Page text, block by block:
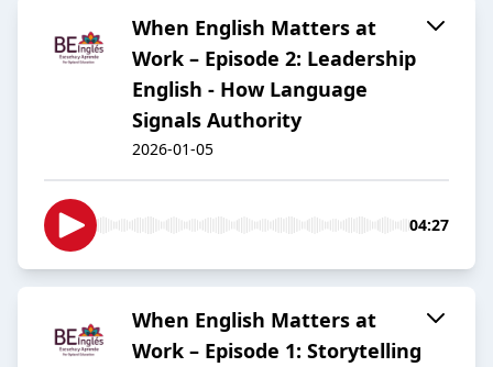
When English Matters at
Work – Episode 2: Leadership
English - How Language
Signals Authority
2026-01-05
04:27
When English Matters at
Work – Episode 1: Storytelling